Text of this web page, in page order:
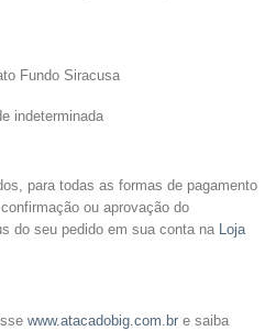
Fundo Siracusa
indeterminada
para todas as formas de pagamento
ou aprovação do
do seu pedido em sua conta na Loja
www.atacadobig.com.br e saiba